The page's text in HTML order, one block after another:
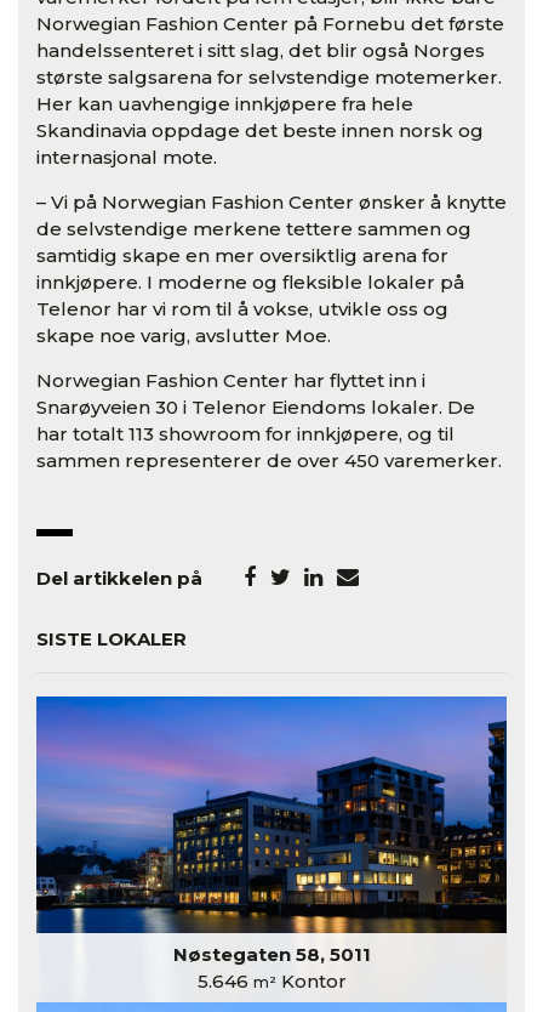
Norwegian Fashion Center på Fornebu det første
handelssenteret i sitt slag, det blir også Norges
største salgsarena for selvstendige motemerker.
Her kan uavhengige innkjøpere fra hele
Skandinavia oppdage det beste innen norsk og
internasjonal mote.
– Vi på Norwegian Fashion Center ønsker å knytte
de selvstendige merkene tettere sammen og
samtidig skape en mer oversiktlig arena for
innkjøpere. I moderne og fleksible lokaler på
Telenor har vi rom til å vokse, utvikle oss og
skape noe varig, avslutter Moe.
Norwegian Fashion Center har flyttet inn i
Snarøyveien 30 i Telenor Eiendoms lokaler. De
har totalt 113 showroom for innkjøpere, og til
sammen representerer de over 450 varemerker.
Del artikkelen på
SISTE LOKALER
Nøstegaten 58, 5011
5.646 m²Kontor